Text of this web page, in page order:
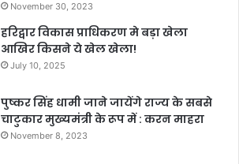
November 30, 2023
हरिद्वार विकास प्राधिकरण मे बड़ा खेला
आखिर किसने ये खेल खेला!
July 10, 2025
पुष्कर सिंह धामी जाने जायेंगे राज्य के सबसे
चाटुकार मुख्यमंत्री के रूप में : करन माहरा
November 8, 2023